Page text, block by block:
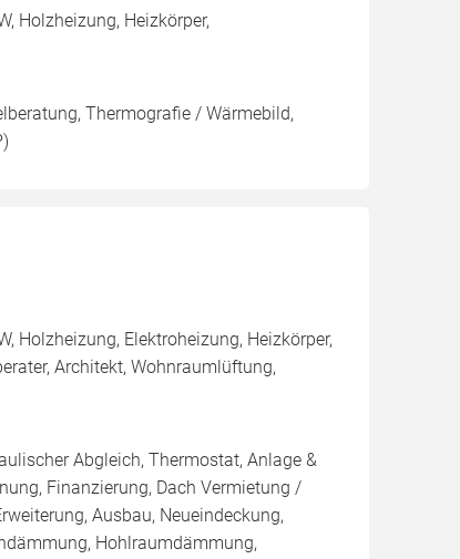
Holzheizung, Heizkörper,
Thermografie / Wärmebild,
Holzheizung, Elektroheizung, Heizkörper,
Architekt, Wohnraumlüftung,
Abgleich, Thermostat, Anlage &
Finanzierung, Dach Vermietung /
Ausbau, Neueindeckung,
Hohlraumdämmung,